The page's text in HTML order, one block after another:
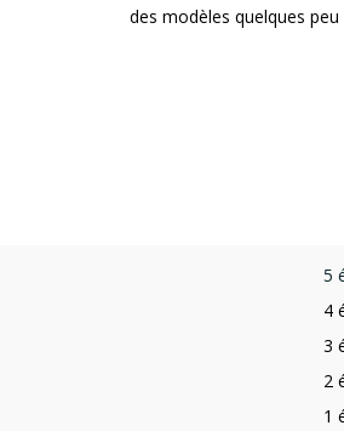
des modèles quelques
5
4
3
2
1